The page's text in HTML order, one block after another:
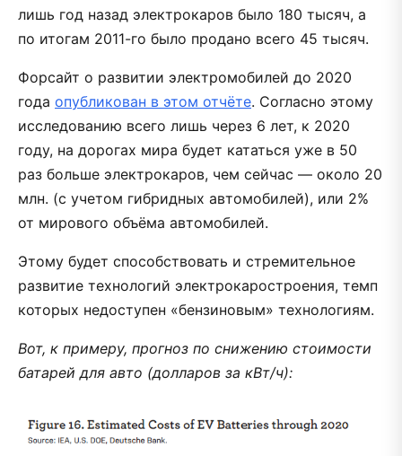
лишь год назад электрокаров было 180 тысяч, а
по итогам 2011-го было продано всего 45 тысяч.
Форсайт о развитии электромобилей до 2020
года опубликован в этом отчёте. Согласно этому
исследованию всего лишь через 6 лет, к 2020
году, на дорогах мира будет кататься уже в 50
раз больше электрокаров, чем сейчас — около 20
млн. (с учетом гибридных автомобилей), или 2%
от мирового объёма автомобилей.
Этому будет способствовать и стремительное
развитие технологий электрокаростроения, темп
которых недоступен «бензиновым» технологиям.
Вот, к примеру, прогноз по снижению стоимости
батарей для авто (долларов за кВт/ч):